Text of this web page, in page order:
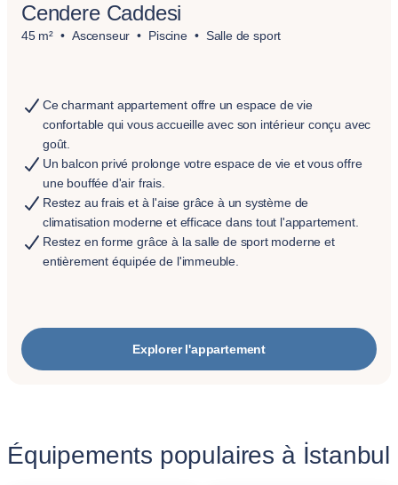
Cendere Caddesi
45 m² Ascenseur Piscine Salle de sport
Ce charmant appartement offre un espace de vie
confortable qui vous accueille avec son intérieur conçu avec
goût.
Un balcon privé prolonge votre espace de vie et vous offre
une bouffée d'air frais.
Restez au frais et à l'aise grâce à un système de
climatisation moderne et efficace dans tout l'appartement.
Restez en forme grâce à la salle de sport moderne et
entièrement équipée de l'immeuble.
Explorer l'appartement
Équipements populaires à İstanbul